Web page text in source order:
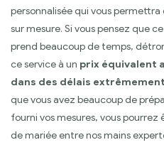
personnalisée qui vous permettra
sur mesure. Si vous pensez que
prend beaucoup de temps,
ce service à un prix équivalent
dans des délais
que vous avez beaucoup de
fourni vos mesures, vous pourrez
de mariée entre nos mains